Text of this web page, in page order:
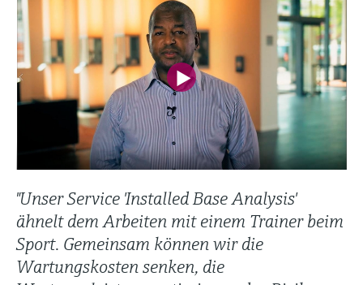
"Unser Service 'Installed Base Analysis'
ähnelt dem Arbeiten mit einem Trainer beim
Sport. Gemeinsam können wir die
Wartungskosten senken, die